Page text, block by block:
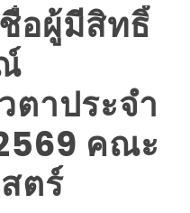
อผู้มีสิทธิ์
ตาประจำ
คณะ
ตร์